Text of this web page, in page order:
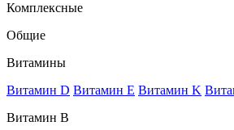
Комплексные
Общие
Витамины
Витамин D Витамин E Витамин K
Витамин В